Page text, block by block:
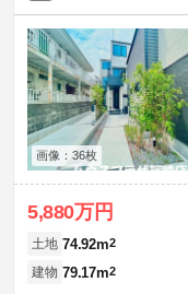
画像：36枚
5,880万円
土地 74.92m2
建物 79.17m2